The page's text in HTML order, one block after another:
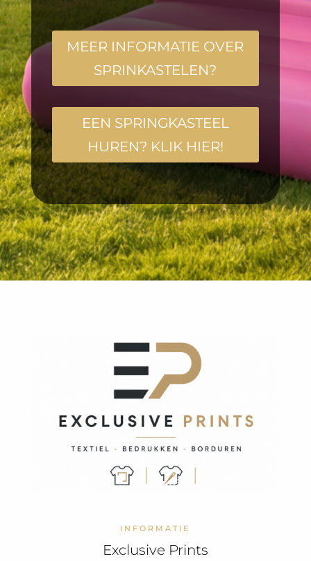
MEER INFORMATIE OVER
SPRINKASTELEN?
EEN SPRINGKASTEEL
HUREN? KLIK HIER!
INFORMATIE
Exclusive Prints